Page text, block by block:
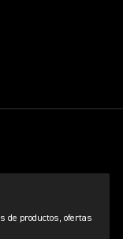
de productos, ofertas